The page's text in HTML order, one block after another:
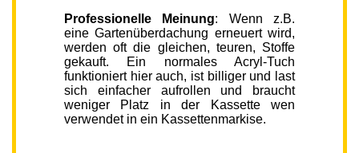
Professionelle Meinung: Wenn z.B.
eine Gartenüberdachung erneuert wird,
werden oft die gleichen, teuren, Stoffe
gekauft. Ein normales Acryl-Tuch
funktioniert hier auch, ist billiger und last
sich einfacher aufrollen und braucht
weniger Platz in der Kassette wen
verwendet in ein Kassettenmarkise.